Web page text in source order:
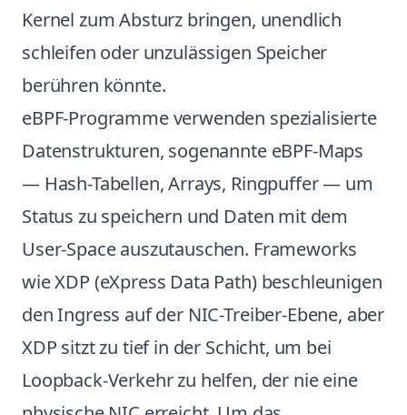
Kernel zum Absturz bringen, unendlich
schleifen oder unzulässigen Speicher
berühren könnte.
eBPF-Programme verwenden spezialisierte
Datenstrukturen, sogenannte eBPF-Maps
— Hash-Tabellen, Arrays, Ringpuffer — um
Status zu speichern und Daten mit dem
User-Space auszutauschen. Frameworks
wie XDP (eXpress Data Path) beschleunigen
den Ingress auf der NIC-Treiber-Ebene, aber
XDP sitzt zu tief in der Schicht, um bei
Loopback-Verkehr zu helfen, der nie eine